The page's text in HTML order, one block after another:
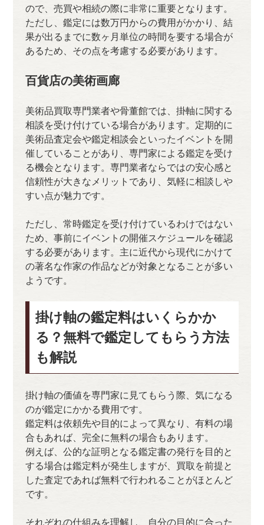
ので、売買や相続の際に非常に重要となります。
ただし、鑑定には数万円からの費用がかかり、結
果が出るまでに数ヶ月単位の時間を要する場合が
あるため、その点を考慮する必要があります。
百貨店の美術画廊
美術品買取専門業者や骨董館では、掛軸に関する
相談を受け付けている場合があります。定期的に
美術品査定会や鑑定相談会といったイベントを開
催していることがあり、専門家による鑑定を受け
る機会となります。専門業者ならではの安心感と
信頼性が大きなメリットであり、気軽に相談しや
すい点が魅力です。
ただし、常時鑑定を受け付けているわけではない
ため、事前にイベントの開催スケジュールを確認
する必要があります。主に近代から現代にかけて
の著名な作家の作品などが対象となることが多い
ようです。
掛け軸の鑑定料はいくらかか
る？無料で鑑定してもらう方法
も解説
掛け軸の価値を専門家に見てもらう際、気になる
のが鑑定にかかる費用です。
鑑定料は依頼先や目的によって異なり、有料の場
合もあれば、完全に無料の場合もあります。
例えば、公的な証明となる鑑定書の発行を目的と
する場合は鑑定料が発生しますが、買取を前提と
した査定であれば無料で行われることがほとんど
です。
それぞれの仕組みを理解し、自分の目的に合った